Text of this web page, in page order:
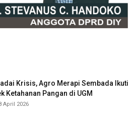
Krisis, Agro Merapi Sembada Ikuti
Ketahanan Pangan di UGM
April 2026